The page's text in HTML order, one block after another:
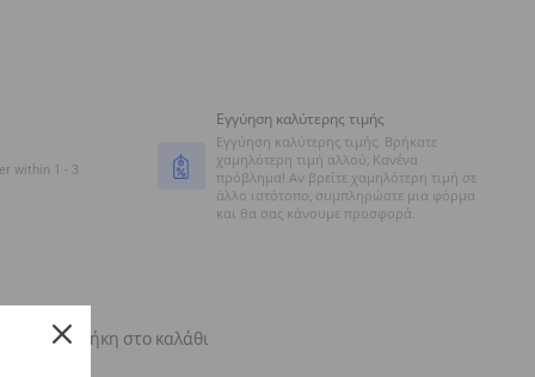
within 1 - 3
Εγγύηση καλύτερης τιμής
Εγγύηση καλύτερης τιμής. Βρήκατε
χαμηλότερη τιμή αλλού; Κανένα
πρόβλημα! Αν βρείτε χαμηλότερη τιμή σε
άλλο ιστότοπο, συμπληρώστε μια φόρμα
και θα σας κάνουμε προσφορά.
Προσθήκη στο καλάθι